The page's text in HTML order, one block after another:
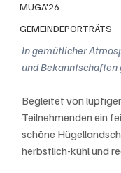
MUGA'26
GEMEINDEPORTRÄTS
In gemütlicher
und
Begleitet von
Teilnehmenden ein
schöne
herbstlich-kühl und